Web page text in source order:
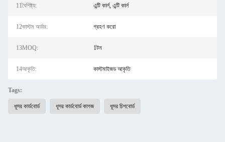
11বৈশিষ্ট্য: এন্টি কার্ল, এন্টি কার্ল
12কাস্টম অর্ডার: গ্রহণ করো
13MOQ: 1টন
14আকৃতি: কাস্টমাইজড আকৃতি
Tags:
ধূসর কার্ডবোর্ড ধূসর কার্ডবোর্ড কাগজ ধূসর চিপবোর্ড